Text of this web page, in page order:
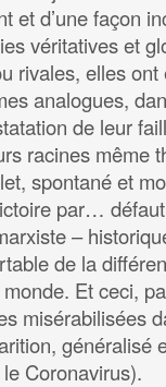
et d’une façon
véritatives et
rivales, elles ont
analogues,
de leur
racines même
spontané et
par…
–
de la
Et ceci,
misérabilisées
généralisé
Coronavirus).